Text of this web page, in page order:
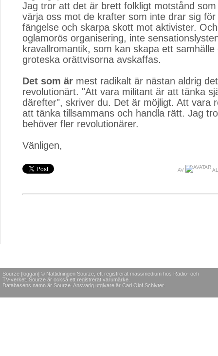
Jag tror att det är brett folkligt motstånd
värja oss mot de krafter som inte drar sig
fängelse och skarpa skott mot aktivister.
oglamorös organisering, inte
kravallromantik, som kan skapa ett samhälle
groteska orättvisorna avskaffas.
Det som är mest radikalt är nästan aldrig
revolutionärt. "Att vara militant är att tänka
därefter", skriver du. Det är möjligt. Att vara
att tänka tillsammans och handla rätt. Jag
behöver fler revolutionärer.
Vänligen,
AV
Sourze [loggan] © Nättidningen Sourze, ett registrerat massmedium hos Radio- och
TV-verket. Sourze är också ett registrerat varumärke.
Databasens namn är Sourze. Ansvarig utgivare är Carl Olof Schlyter.